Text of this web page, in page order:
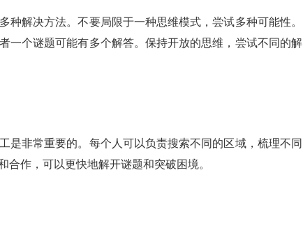
解决方法。不要局限于一种思维模式，尝试多种可能性。
一个谜题可能有多个解答。保持开放的思维，尝试不同的解
是非常重要的。每个人可以负责搜索不同的区域，梳理不同
作，可以更快地解开谜题和突破困境。